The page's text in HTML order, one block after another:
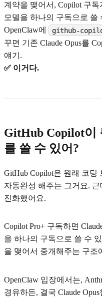
계약을 맺어서, Copilot 구독
모델을 하나의 구독으로 쓸
OpenClaw에
github-
꾸면 기존 Claude Opus를
얘기.
✅ 이거다.
GitHub Copilot이
를 쓸 수 있어?
GitHub Copilot은 원래 코딩
자동완성 해주는 그거요. 근
진화했어요.
Copilot Pro+ 구독하면
을 하나의 구독으로 쓸 수
을 맺어서 중개해주는 구조
OpenClaw 입장에서는,
경유하든, 결국 Claude